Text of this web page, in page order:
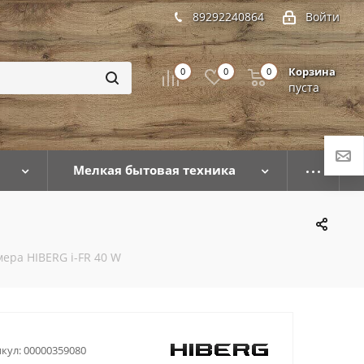
Войти
89292240864
0 0 Корзина
пуста
0
Мелкая бытовая техника
HIBERG i-FR 40 W
00000359080